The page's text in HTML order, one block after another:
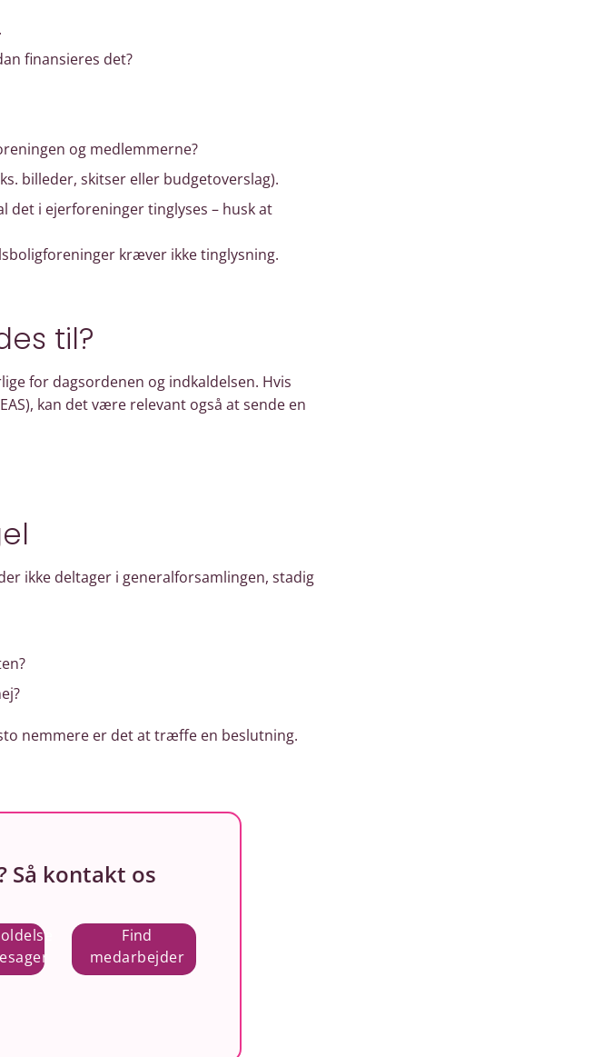
finansieres det?
og medlemmerne?
billeder, skitser eller budgetoverslag).
i ejerforeninger tinglyses – husk at
kræver ikke tinglysning.
til?
for dagsordenen og indkaldelsen. Hvis
kan det være relevant også at sende en
ikke deltager i generalforsamlingen, stadig
nemmere er det at træffe en beslutning.
Så kontakt os
Find
medarbejder